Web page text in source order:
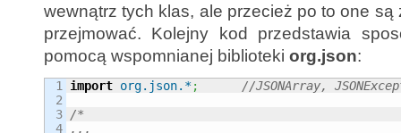
wewnątrz tych klas, ale przecież po to one
przejmować. Kolejny kod przedstawia
pomocą wspomnianej biblioteki org.json:
1
2
3
4
import org.json.*;
//JSONArray,
/*
...